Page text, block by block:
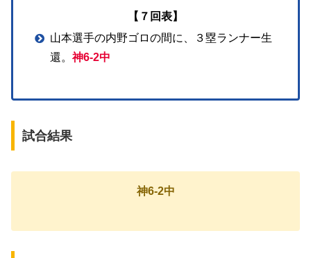
【７回表】
山本選手の内野ゴロの間に、３塁ランナー生
還。神6-2中
試合結果
神6-2中